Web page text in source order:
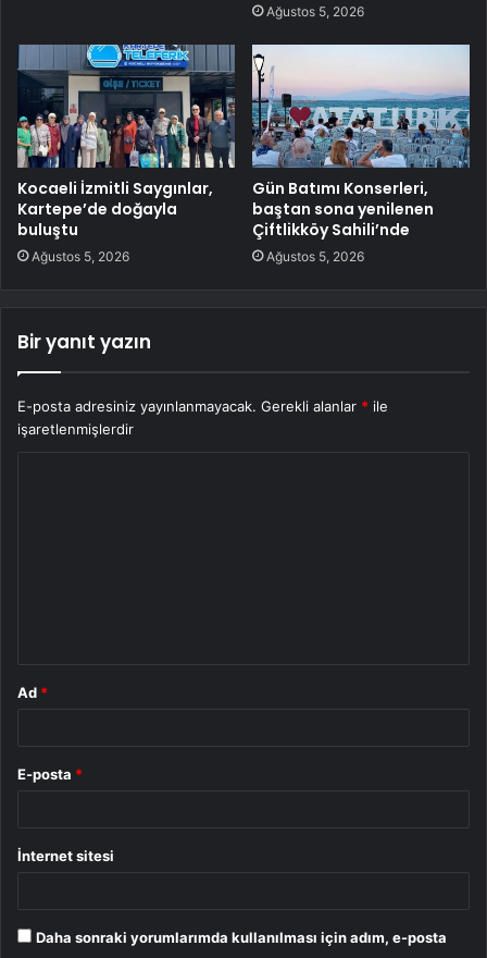
Ağustos 5, 2026
Kocaeli İzmitli Saygınlar,
Kartepe’de doğayla
buluştu
Ağustos 5, 2026
Gün Batımı Konserleri,
baştan sona yenilenen
Çiftlikköy Sahili’nde
Ağustos 5, 2026
Bir yanıt yazın
E-posta adresiniz yayınlanmayacak. Gerekli alanlar * ile
işaretlenmişlerdir
Ad *
E-posta *
İnternet sitesi
Daha sonraki yorumlarımda kullanılması için adım, e-posta